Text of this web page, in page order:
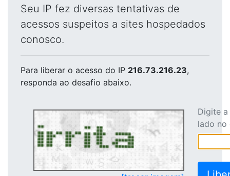
Seu IP fez diversas tentativas de
acessos suspeitos a sites hospedados
conosco.
Para liberar o acesso do IP 216.73.216.23,
responda ao desafio abaixo.
Digite
lado no